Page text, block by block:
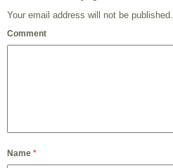
Your email address will not be published.
Comment
Name *